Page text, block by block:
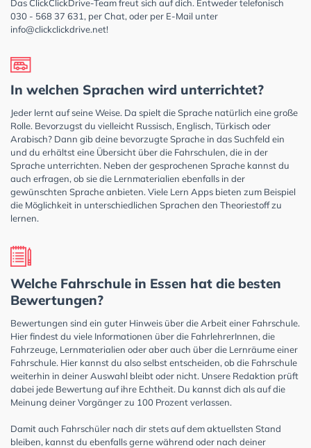
Das ClickClickDrive-Team freut sich auf dich. Entweder telefonisch
030 - 568 37 631, per Chat, oder per E-Mail unter
info@clickclickdrive.net!
In welchen Sprachen wird unterrichtet?
Jeder lernt auf seine Weise. Da spielt die Sprache natürlich eine große
Rolle. Bevorzugst du vielleicht Russisch, Englisch, Türkisch oder
Arabisch? Dann gib deine bevorzugte Sprache in das Suchfeld ein
und du erhältst eine Übersicht über die Fahrschulen, die in der
Sprache unterrichten. Neben der gesprochenen Sprache kannst du
auch erfragen, ob sie die Lernmaterialien ebenfalls in der
gewünschten Sprache anbieten. Viele Lern Apps bieten zum Beispiel
die Möglichkeit in unterschiedlichen Sprachen den Theoriestoff zu
lernen.
Welche Fahrschule in Essen hat die besten
Bewertungen?
Bewertungen sind ein guter Hinweis über die Arbeit einer Fahrschule.
Hier findest du viele Informationen über die FahrlehrerInnen, die
Fahrzeuge, Lernmaterialien oder aber auch über die Lernräume einer
Fahrschule. Hier kannst du also selbst entscheiden, ob die Fahrschule
weiterhin in deiner Auswahl bleibt oder nicht. Unsere Redaktion prüft
dabei jede Bewertung auf ihre Echtheit. Du kannst dich als auf die
Meinung deiner Vorgänger zu 100 Prozent verlassen.
Damit auch Fahrschüler nach dir stets auf dem aktuellsten Stand
bleiben, kannst du ebenfalls gerne während oder nach deiner